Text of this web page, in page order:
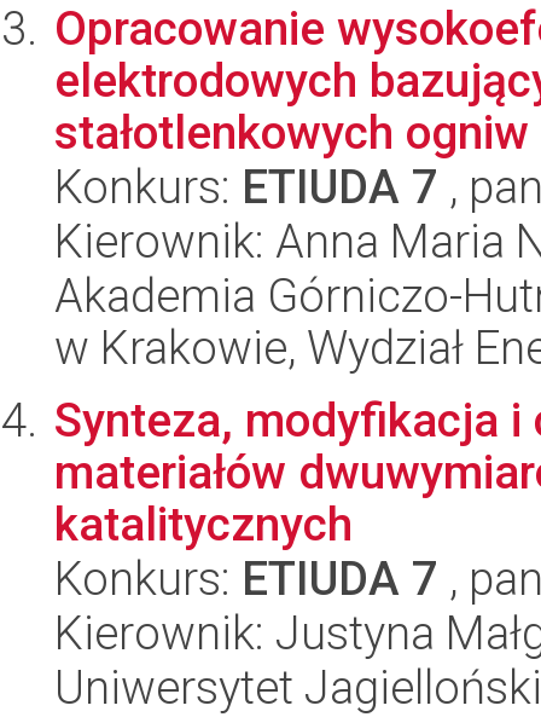
Opracowanie
elektrodowych
stałotlenkowych
Konkurs: ETIUDA 7 ,
Kierownik: Anna Maria
Akademia Górniczo-
w Krakowie, Wydział
Synteza, modyfikacja
materiałów
katalitycznych
Konkurs: ETIUDA 7 ,
Kierownik: Justyna
Uniwersytet